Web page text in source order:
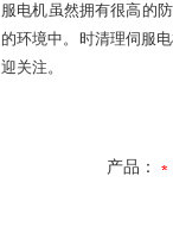
服电机虽然拥有很高的
的环境中。时清理伺服
迎关注。
产品：